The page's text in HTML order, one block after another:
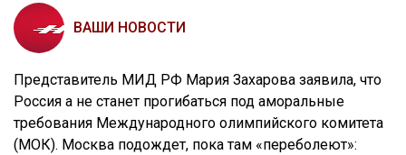
ВАШИ НОВОСТИ
Представитель МИД РФ Мария Захарова заявила, что
Россия а не станет прогибаться под аморальные
требования Международного олимпийского комитета
(МОК). Москва подождет, пока там «переболеют»: